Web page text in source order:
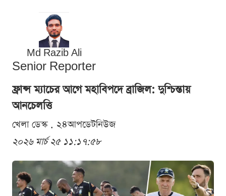
Md Razib Ali
Senior Reporter
ফ্রান্স ম্যাচের আগে মহাবিপদে ব্রাজিল: দুশ্চিন্তায়
আনচেলত্তি
খেলা ডেস্ক . ২৪আপডেটনিউজ
২০২৬ মার্চ ২৫ ১১:১৭:৫৮